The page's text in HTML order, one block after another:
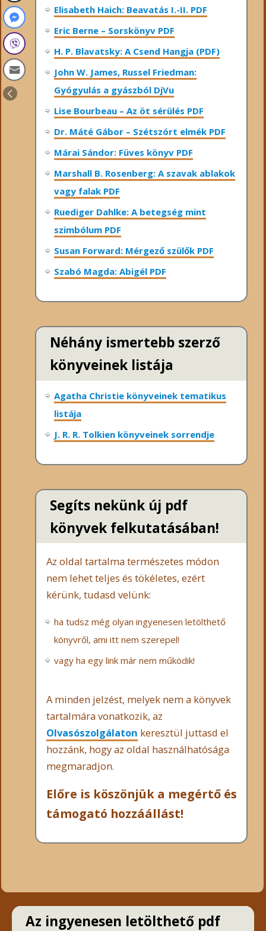
Elisabeth Haich: Beavatás I.-II. PDF
Eric Berne – Sorskönyv PDF
H. P. Blavatsky: A Csend Hangja (PDF)
John W. James, Russel Friedman:
Gyógyulás a gyászból DjVu
Lise Bourbeau – Az öt sérülés PDF
Dr. Máté Gábor – Szétszórt elmék PDF
Márai Sándor: Füves könyv PDF
Marshall B. Rosenberg: A szavak ablakok
vagy falak PDF
Ruediger Dahlke: A betegség mint
szimbólum PDF
Susan Forward: Mérgező szülők PDF
Szabó Magda: Abigél PDF
Néhány ismertebb szerző
könyveinek listája
Agatha Christie könyveinek tematikus
listája
J. R. R. Tolkien könyveinek sorrendje
Segíts nekünk új pdf
könyvek felkutatásában!
Az oldal tartalma természetes módon
nem lehet teljes és tökéletes, ezért
kérünk, tudasd velünk:
ha tudsz még olyan ingyenesen letölthető
könyvről, ami itt nem szerepel!
vagy ha egy link már nem működik!
A minden jelzést, melyek nem a könyvek
tartalmára vonatkozik, az
Olvasószolgálaton keresztül juttasd el
hozzánk, hogy az oldal használhatósága
megmaradjon.
Előre is köszönjük a megértő és
támogató hozzáállást!
Az ingyenesen letölthető pdf